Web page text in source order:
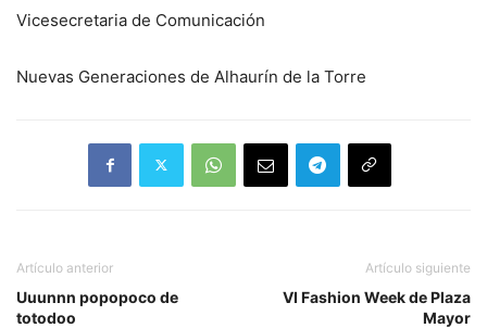
Vicesecretaria de Comunicación
Nuevas Generaciones de Alhaurín de la Torre
Artículo anterior
Uuunnn popopoco de
totodoo
Artículo siguiente
VI Fashion Week de Plaza
Mayor